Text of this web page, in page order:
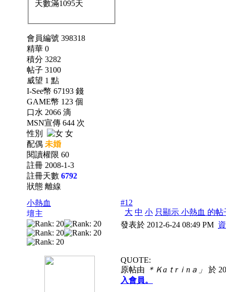
會員編號 398318
精華 0
積分 3282
帖子 3100
威望 1 點
I-See幣 67193 錢
GAME幣 123 個
口水 2066 滴
MSN宣傳 644 次
性別
女
配偶 未婚
閱讀權限 60
註冊 2008-1-3
註冊天數 6792
狀態 離線
小熱血
壇主
#12
大 中 小 只顯示 小熱血 的帖
發表於 2012-6-24 08:49 PM
QUOTE:
原帖由
＊Ｋaｔrｉnａ」
於
入會員。